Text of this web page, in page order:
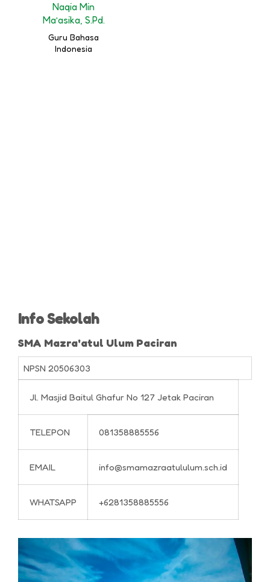
Naqia Min
Ma’asika, S.Pd.
Guru Bahasa
Indonesia
Info Sekolah
SMA Mazra'atul Ulum Paciran
NPSN 20506303
Jl. Masjid Baitul Ghafur No 127 Jetak Paciran
TELEPON 081358885556
EMAIL info@smamazraatululum.sch.id
WHATSAPP +6281358885556